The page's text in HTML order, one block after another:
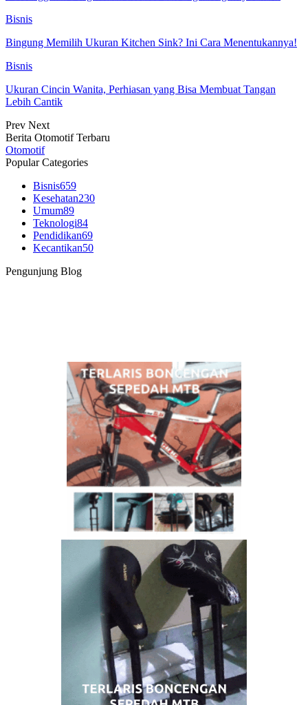
Bisnis
Bingung Memilih Ukuran Kitchen Sink? Ini Cara Menentukannya!
Bisnis
Ukuran Cincin Wanita, Perhiasan yang Bisa Membuat Tangan
Lebih Cantik
Prev Next
Berita Otomotif Terbaru
Otomotif
Popular Categories
Bisnis659
Kesehatan230
Umum89
Teknologi84
Pendidikan69
Kecantikan50
Pengunjung Blog